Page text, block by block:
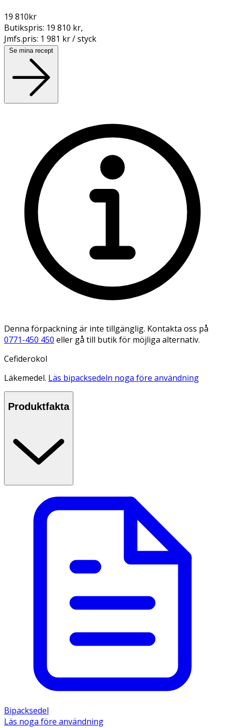
19 810kr
Butikspris: 19 810 kr,
Jmfs.pris: 1 981 kr / styck
Se mina recept
Denna förpackning är inte tillgänglig. Kontakta oss på
0771-450 450 eller gå till butik för möjliga alternativ.
Cefiderokol
Läkemedel. Läs bipacksedeln noga före användning
Produktfakta
Bipacksedel
Läs noga före användning